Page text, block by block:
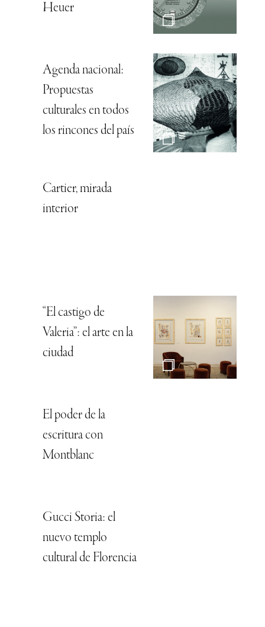
Heuer
Agenda nacional:
Propuestas
culturales en todos
los rincones del país
Cartier, mirada
interior
“El castigo de
Valeria”: el arte en la
ciudad
El poder de la
escritura con
Montblanc
Gucci Storia: el
nuevo templo
cultural de Florencia